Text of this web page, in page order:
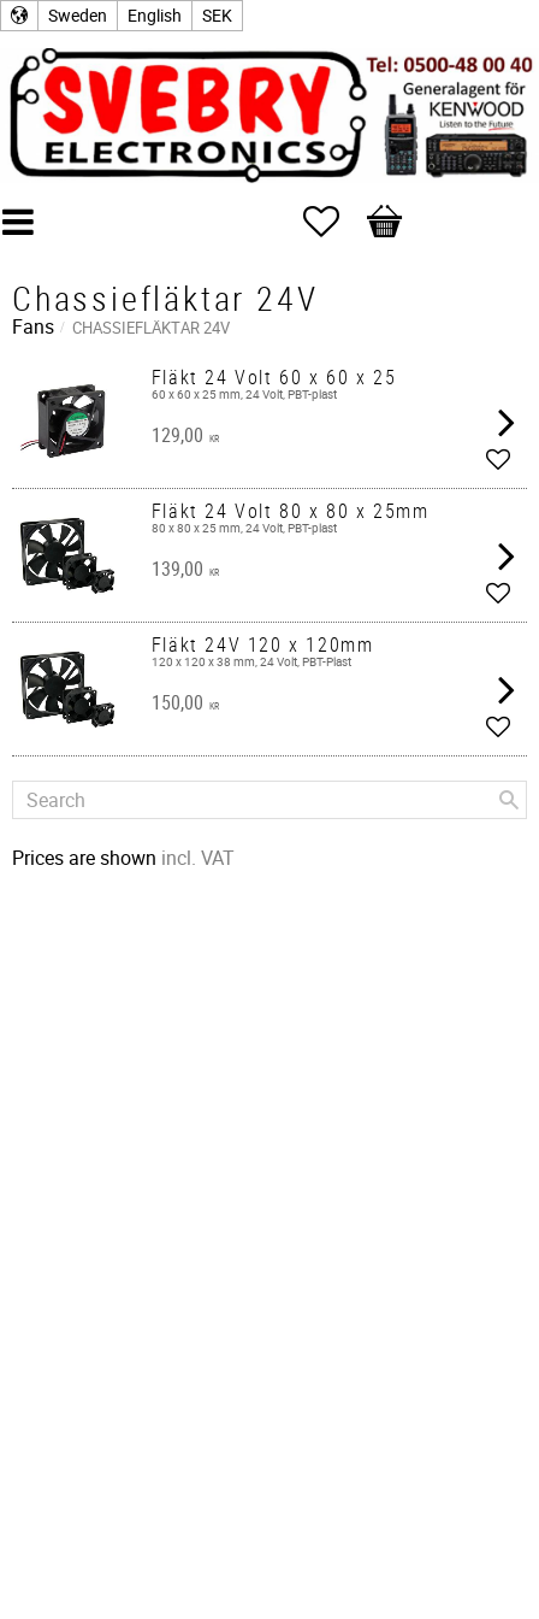
Sweden English SEK
Favorites
Basket
Chassiefläktar 24V
Fans CHASSIEFLÄKTAR 24V
Fläkt 24 Volt 60 x 60 x 25
60 x 60 x 25 mm, 24 Volt, PBT-plast
129,00 KR
Add
Fläkt 24 Volt 80 x 80 x 25mm
80 x 80 x 25 mm, 24 Volt, PBT-plast
139,00 KR
Add
Fläkt 24V 120 x 120mm
120 x 120 x 38 mm, 24 Volt, PBT-Plast
150,00 KR
Add
Prices are shown incl. VAT